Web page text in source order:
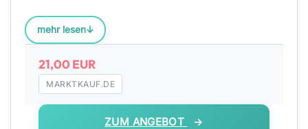
DAB+ Radio in bester Digitalqualität geeignet. Die aktiv
mehr lesen
21,00 EUR
MARKTKAUF.DE
ZUM ANGEBOT